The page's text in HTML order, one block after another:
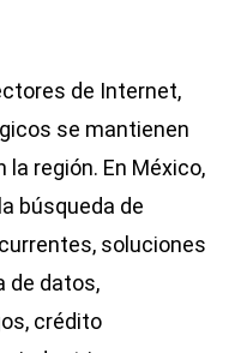
de Internet,
se mantienen
región. En México,
búsqueda de
soluciones
de datos,
crédito